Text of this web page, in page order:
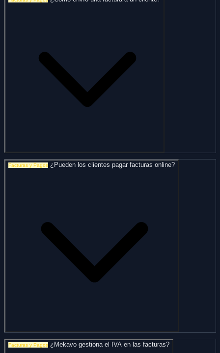
Facturas y Pagos ¿Pueden los clientes pagar facturas online?
Facturas y Pagos ¿Mekavo gestiona el IVA en las facturas?